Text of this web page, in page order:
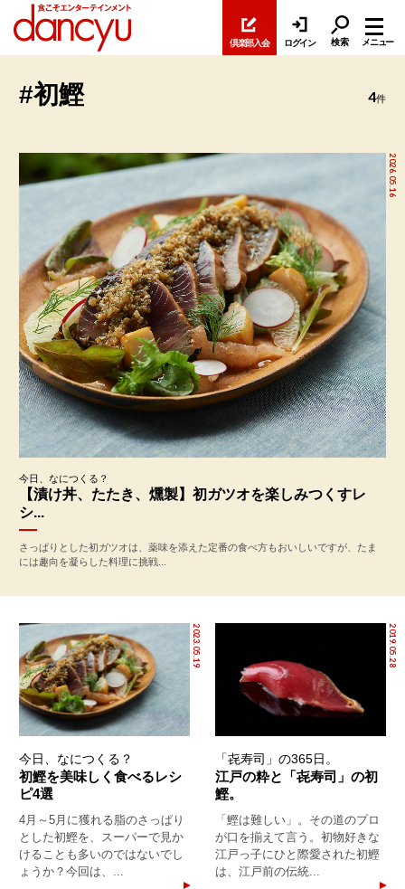
倶楽部入会 ログイン 検索 メニュー
#初鰹 4件
2026.05.16
今日、なにつくる？
【漬け丼、たたき、燻製】初ガツオを楽しみつくすレ
シ...
さっぱりとした初ガツオは、薬味を添えた定番の食べ方もおいしいですが、たま
には趣向を凝らした料理に挑戦...
2023.05.19
今日、なにつくる？
初鰹を美味しく食べるレシ
ピ4選
4月～5月に獲れる脂のさっぱり
とした初鰹を、スーパーで見か
けることも多いのではないでし
ょうか？今回は、...
2019.05.28
「㐂寿司」の365日。
江戸の粋と「㐂寿司」の初
鰹。
「鰹は難しい」。その道のプロ
が口を揃えて言う。初物好きな
江戸っ子にひと際愛された初鰹
は、江戸前の伝統...